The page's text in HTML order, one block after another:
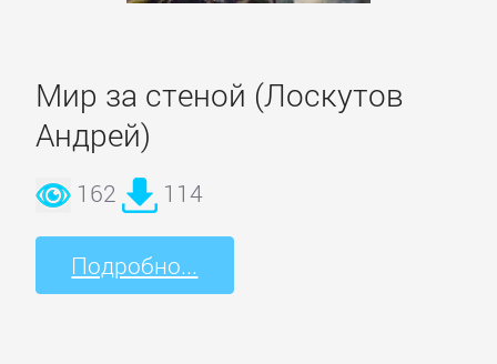
Мир за стеной (Лоскутов
Андрей)
162 114
Подробно...
Современные
Шпионские
детективы